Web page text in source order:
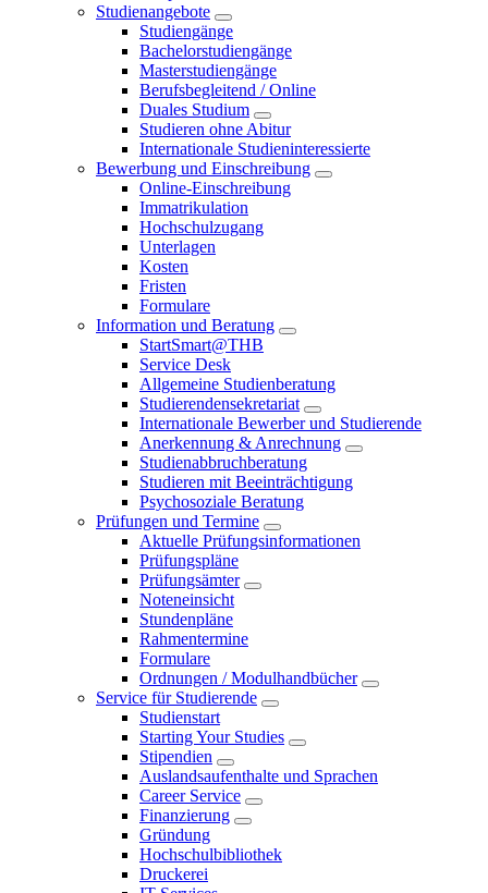
Studienangebote
Studiengänge
Bachelorstudiengänge
Masterstudiengänge
Berufsbegleitend / Online
Duales Studium
Studieren ohne Abitur
Internationale Studieninteressierte
Bewerbung und Einschreibung
Online-Einschreibung
Immatrikulation
Hochschulzugang
Unterlagen
Kosten
Fristen
Formulare
Information und Beratung
StartSmart@THB
Service Desk
Allgemeine Studienberatung
Studierendensekretariat
Internationale Bewerber und Studierende
Anerkennung & Anrechnung
Studienabbruchberatung
Studieren mit Beeinträchtigung
Psychosoziale Beratung
Prüfungen und Termine
Aktuelle Prüfungsinformationen
Prüfungspläne
Prüfungsämter
Noteneinsicht
Stundenpläne
Rahmentermine
Formulare
Ordnungen / Modulhandbücher
Service für Studierende
Studienstart
Starting Your Studies
Stipendien
Auslandsaufenthalte und Sprachen
Career Service
Finanzierung
Gründung
Hochschulbibliothek
Druckerei